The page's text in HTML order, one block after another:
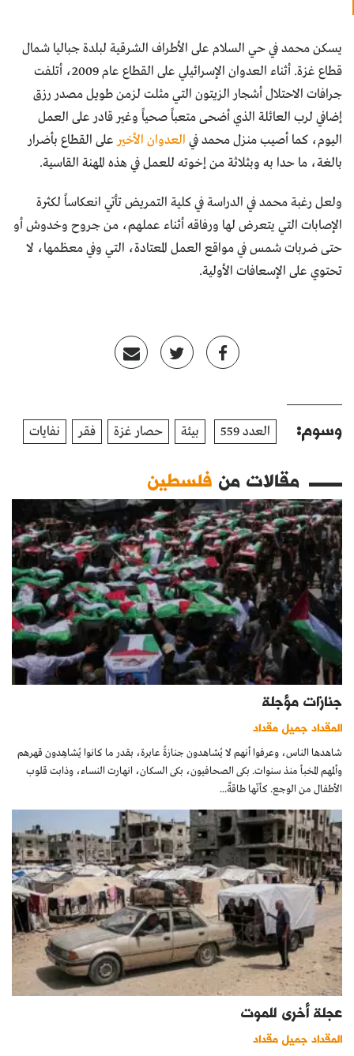
يسكن محمد في حي السلام على الأطراف الشرقية لبلدة جباليا شمال
قطاع غزة. أثناء العدوان الإسرائيلي على القطاع عام 2009، أتلفت
جرافات الاحتلال أشجار الزيتون التي مثلت لزمن طويل مصدر رزق
إضافي لرب العائلة الذي أضحى متعباً صحياً وغير قادر على العمل
اليوم، كما أصيب منزل محمد في العدوان الأخيرعلى القطاع بأضرار
بالغة، ما حدا به وبثلاثة من إخوته للعمل في هذه المهنة القاسية.
ولعل رغبة محمد في الدراسة في كلية التمريض تأتي انعكاساً لكثرة
الإصابات التي يتعرض لها ورفاقه أثناء عملهم، من جروح وخدوش أو
حتى ضربات شمس في مواقع العمل المعتادة، التي وفي معظمها، لا
تحتوي على الإسعافات الأولية.
وسوم: العدد 559 بيئة حصار غزة فقر نفايات
مقالات من فلسطين
جنازات مؤجلة
المقداد جميل مقداد
شاهدها الناس، وعرفوا أنهم لا يُشاهدون جنازةً عابرة، بقدر ما كانوا يُشاهِدون قهرهم
وألمهم المخبأ منذ سنوات. بكى الصحافيون، بكى السكان، انهارت النساء، وذابت قلوب
الأطفال من الوجع. كأنّها طاقةٌ...
عجلة أخرى للموت
المقداد جميل مقداد